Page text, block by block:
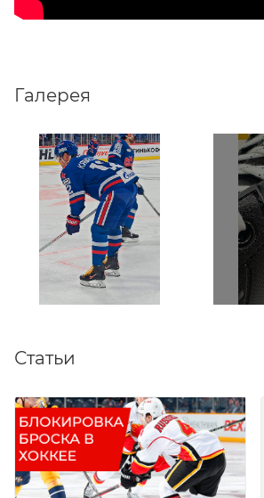
Галерея
Статьи